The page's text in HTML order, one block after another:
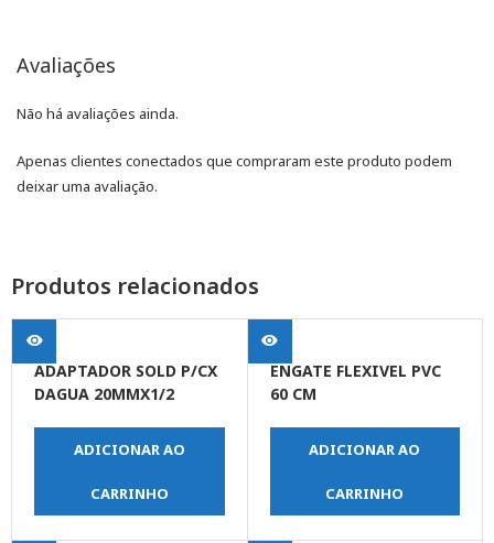
Avaliações
Não há avaliações ainda.
Apenas clientes conectados que compraram este produto podem
deixar uma avaliação.
Produtos relacionados
ADAPTADOR SOLD P/CX
DAGUA 20MMX1/2
ADICIONAR AO
CARRINHO
ENGATE FLEXIVEL PVC
60 CM
ADICIONAR AO
CARRINHO